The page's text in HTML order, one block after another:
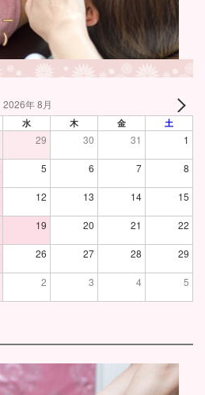
2026年 8月
水 木 金 土
29 30 31 1
5 6 7 8
12 13 14 15
19 20 21 22
26 27 28 29
2 3 4 5